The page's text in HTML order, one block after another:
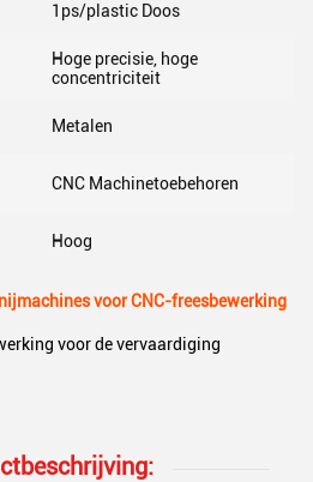
1ps/plastic Doos
Hoge precisie, hoge
concentriciteit
Metalen
CNC Machinetoebehoren
Hoog
voor CNC-freesbewerking
voor de vervaardiging